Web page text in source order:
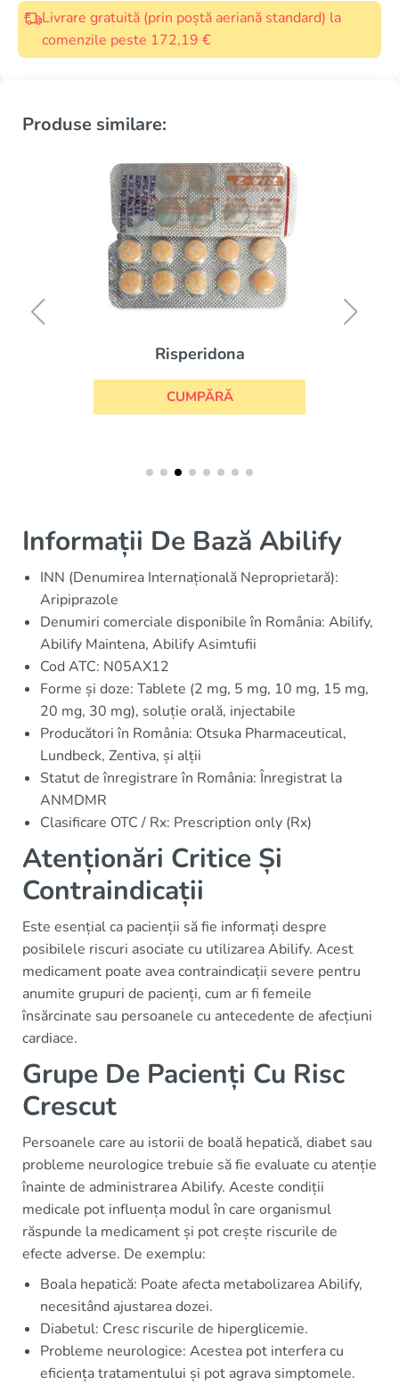
Livrare gratuită (prin poștă aeriană standard) la
comenzile peste 172,19 €
Produse similare:
Risperidona
CUMPĂRĂ
Informații De Bază Abilify
INN (Denumirea Internațională Neproprietară):
Aripiprazole
Denumiri comerciale disponibile în România: Abilify,
Abilify Maintena, Abilify Asimtufii
Cod ATC: N05AX12
Forme și doze: Tablete (2 mg, 5 mg, 10 mg, 15 mg,
20 mg, 30 mg), soluție orală, injectabile
Producători în România: Otsuka Pharmaceutical,
Lundbeck, Zentiva, și alții
Statut de înregistrare în România: Înregistrat la
ANMDMR
Clasificare OTC / Rx: Prescription only (Rx)
Atenționări Critice Și
Contraindicații
Este esențial ca pacienții să fie informați despre
posibilele riscuri asociate cu utilizarea Abilify. Acest
medicament poate avea contraindicații severe pentru
anumite grupuri de pacienți, cum ar fi femeile
însărcinate sau persoanele cu antecedente de afecțiuni
cardiace.
Grupe De Pacienți Cu Risc
Crescut
Persoanele care au istorii de boală hepatică, diabet sau
probleme neurologice trebuie să fie evaluate cu atenție
înainte de administrarea Abilify. Aceste condiții
medicale pot influența modul în care organismul
răspunde la medicament și pot crește riscurile de
efecte adverse. De exemplu:
Boala hepatică: Poate afecta metabolizarea Abilify,
necesitând ajustarea dozei.
Diabetul: Cresc riscurile de hiperglicemie.
Probleme neurologice: Acestea pot interfera cu
eficiența tratamentului și pot agrava simptomele.